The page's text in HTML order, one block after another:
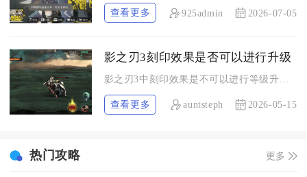
查看更多 925admin 2026-07-05
影之刃3刻印效果是否可以进行升级
查看更多 auntsteph 2026-05-15
热门攻略 更多